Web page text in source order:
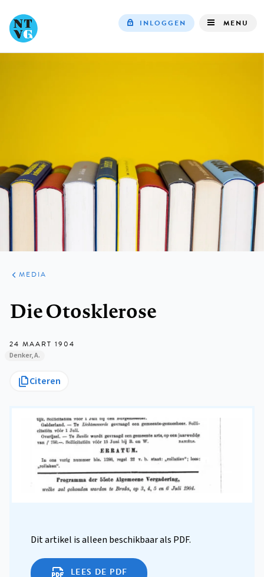
INLOGGEN MENU
ARTIKELEN
VARIA
MEDIA
Die Otosklerose
24 MAART 1904
Denker, A.
Citeren
Dit artikel is alleen beschikbaar als PDF.
LEES DE PDF